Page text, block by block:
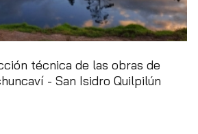
técnica de las obras de
- San Isidro Quilpilún